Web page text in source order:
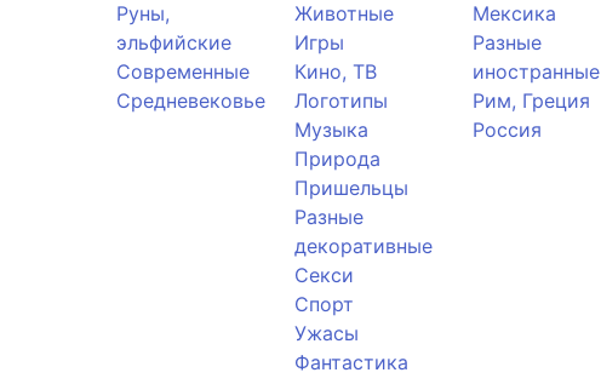
Руны,
эльфийские
Современные
Средневековье
Животные
Игры
Кино, ТВ
Логотипы
Музыка
Природа
Пришельцы
Разные
декоративные
Секси
Спорт
Ужасы
Фантастика
Мексика
Разные
иностранные
Рим, Греция
Россия